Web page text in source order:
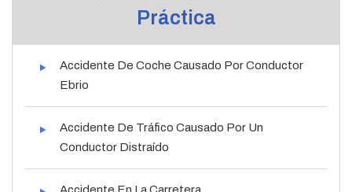
Práctica
Accidente De Coche Causado Por Conductor
Ebrio
Accidente De Tráfico Causado Por Un
Conductor Distraído
Accidente En La Carretera